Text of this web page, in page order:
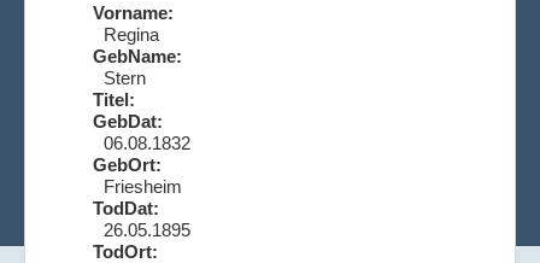
Vorname:
Regina
GebName:
Stern
Titel:
GebDat:
06.08.1832
GebOrt:
Friesheim
TodDat:
26.05.1895
TodOrt: